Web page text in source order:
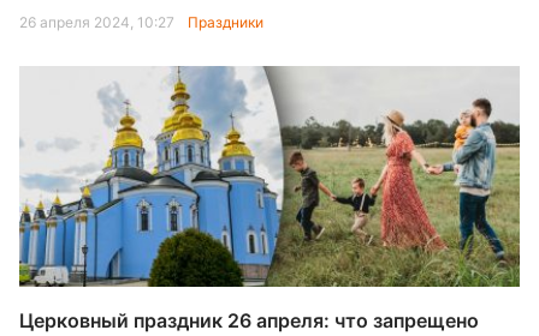
26 апреля 2024, 10:27 Праздники
Церковный праздник 26 апреля: что запрещено